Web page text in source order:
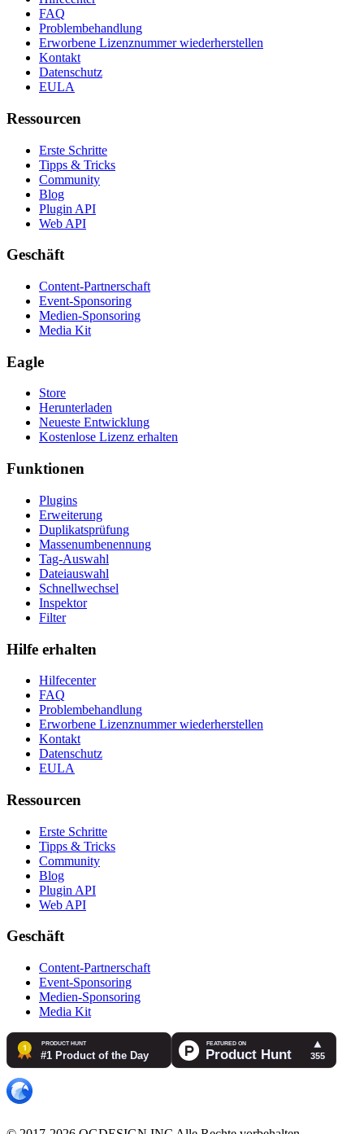
FAQ
Problembehandlung
Erworbene Lizenznummer wiederherstellen
Kontakt
Datenschutz
EULA
Ressourcen
Erste Schritte
Tipps & Tricks
Community
Blog
Plugin API
Web API
Geschäft
Content-Partnerschaft
Event-Sponsoring
Medien-Sponsoring
Media Kit
Eagle
Store
Herunterladen
Neueste Entwicklung
Kostenlose Lizenz erhalten
Funktionen
Plugins
Erweiterung
Duplikatsprüfung
Massenumbenennung
Tag-Auswahl
Dateiauswahl
Schnellwechsel
Inspektor
Filter
Hilfe erhalten
Hilfecenter
FAQ
Problembehandlung
Erworbene Lizenznummer wiederherstellen
Kontakt
Datenschutz
EULA
Ressourcen
Erste Schritte
Tipps & Tricks
Community
Blog
Plugin API
Web API
Geschäft
Content-Partnerschaft
Event-Sponsoring
Medien-Sponsoring
Media Kit